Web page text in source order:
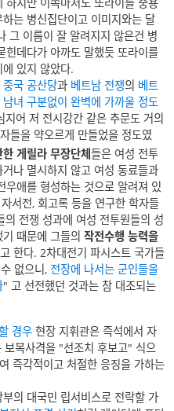
는 병신집단이고 이미지와는 달
그 이름이 잘 알려지지 않은건 병
힌데다가 아까도 말했듯 또라이를
있지 않았다.
중국 공산당과 베트남 전쟁의 베트
남녀 구분없이 완벽에 가까울 정도
지어 저 전시강간 같은 추문도 거의
들을 약오르게 만들었을 정도였
게릴라 무장단체들은 여성 전투
나 멸시하지 않고 여성 동료들과
우애를 형성하는 것으로 알려져 있
서전, 회고록 등을 연구한 학자들
의 전쟁 성과에 여성 전투원들의 성
기 때문에 그들의작전수행 능력을
고 한다. 2차대전기 파시스트 국가들
없으니, 전장에 나서는 군인들을
" 고 선전했던 것과는 참 대조되는
경우 현장 지휘관은 즉석에서 자
복사격을 "선조치 후보고" 식으
즉각적이고 처절한 응징을 가하는
의 대국민 립서비스로 전락할 가